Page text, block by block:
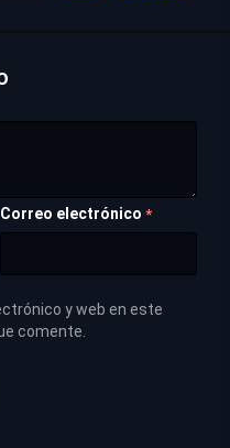
Correo electrónico *
y web en este
comente.